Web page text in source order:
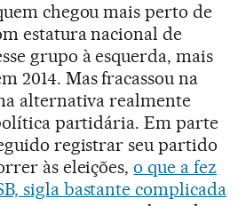
chegou mais perto de
estatura nacional de
grupo à esquerda, mais
2014. Mas fracassou na
alternativa realmente
partidária. Em parte
registrar seu partido
às eleições,o que a fez
sigla bastante complicada